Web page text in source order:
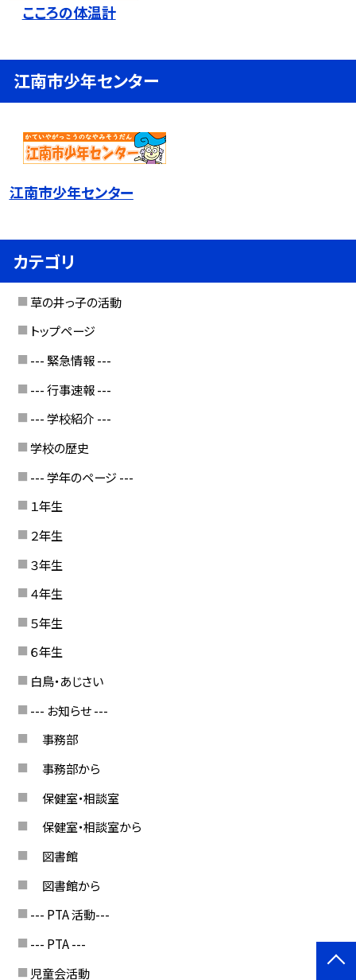
こころの体温計
江南市少年センター
江南市少年センター
カテゴリ
草の井っ子の活動
トップページ
--- 緊急情報 ---
--- 行事速報 ---
--- 学校紹介 ---
学校の歴史
--- 学年のページ ---
１年生
２年生
３年生
４年生
５年生
６年生
白鳥・あじさい
--- お知らせ ---
事務部
事務部から
保健室・相談室
保健室・相談室から
図書館
図書館から
--- PTA 活動---
--- PTA ---
児童会活動